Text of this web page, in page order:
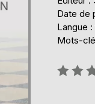
Date de
Langue
Mots-